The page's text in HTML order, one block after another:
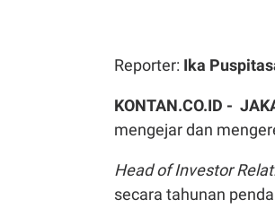
Reporter: Ika
KONTAN.CO.ID -
mengejar dan
Head of Investor
secara tahunan